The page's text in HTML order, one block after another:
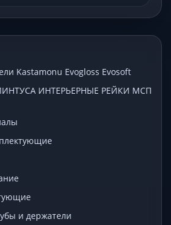
Kastamonu Evogloss Evosoft
ИНТЕРЬЕРНЫЕ РЕЙКИ МСП
и держатели